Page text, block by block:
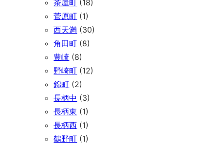
茶屋町 (18)
菅原町 (1)
西天満 (30)
角田町 (8)
豊崎 (8)
野崎町 (12)
錦町 (2)
長柄中 (3)
長柄東 (1)
長柄西 (1)
鶴野町 (1)